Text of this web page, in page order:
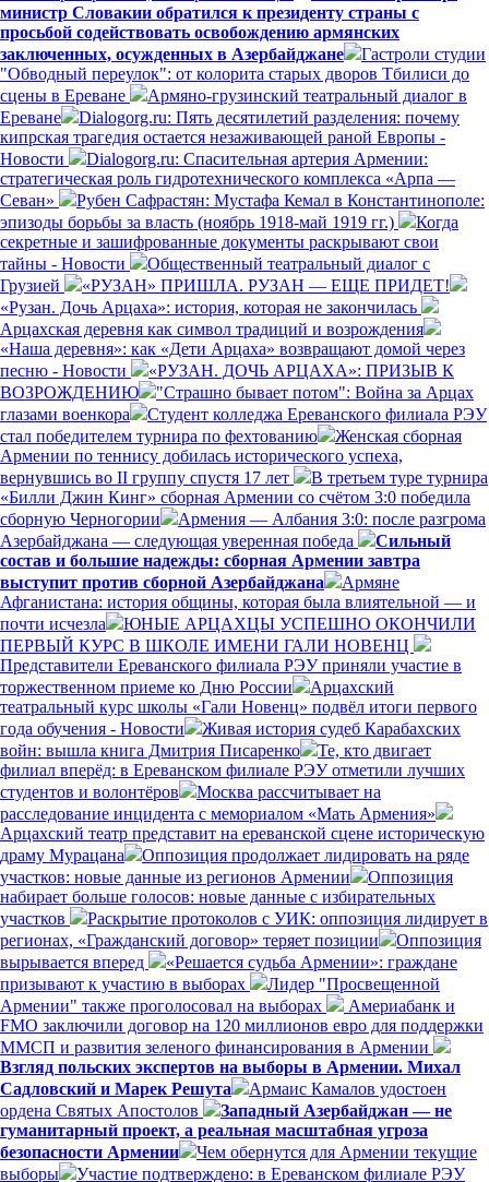
министр Словакии обратился к президенту страны с
просьбой содействовать освобождению армянских
заключенных, осужденных в Азербайджане
Гастроли студии
"Обводный переулок": от колорита старых дворов Тбилиси до
сцены в Ереване
Армяно-грузинский театральный диалог в
Ереване
Dialogorg.ru: Пять десятилетий разделения: почему
кипрская трагедия остается незаживающей раной Европы -
Новости
Dialogorg.ru: Спасительная артерия Армении:
стратегическая роль гидротехнического комплекса «Арпа —
Севан»
Рубен Сафрастян: Мустафа Кемал в Константинополе:
эпизоды борьбы за власть (ноябрь 1918-май 1919 гг.)
Когда
секретные и зашифрованные документы раскрывают свои
тайны - Новости
Общественный театральный диалог с
Грузией
«РУЗАН» ПРИШЛА. РУЗАН — ЕЩЕ ПРИДЕТ!
«Рузан. Дочь Арцаха»: история, которая не закончилась
Арцахская деревня как символ традиций и возрождения
«Наша деревня»: как «Дети Арцаха» возвращают домой через
песню - Новости
«РУЗАН. ДОЧЬ АРЦАХА»: ПРИЗЫВ К
ВОЗРОЖДЕНИЮ
"Страшно бывает потом": Война за Арцах
глазами военкора
Студент колледжа Ереванского филиала РЭУ
стал победителем турнира по фехтованию
Женская сборная
Армении по теннису добилась исторического успеха,
вернувшись во II группу спустя 17 лет
В третьем туре турнира
«Билли Джин Кинг» сборная Армении со счётом 3:0 победила
сборную Черногории
Армения — Албания 3:0: после разгрома
Азербайджана — следующая уверенная победа
Сильный
состав и большие надежды: сборная Армении завтра
выступит против сборной Азербайджана
Армяне
Афганистана: история общины, которая была влиятельной — и
почти исчезла
ЮНЫЕ АРЦАХЦЫ УСПЕШНО ОКОНЧИЛИ
ПЕРВЫЙ КУРС В ШКОЛЕ ИМЕНИ ГАЛИ НОВЕНЦ
Представители Ереванского филиала РЭУ приняли участие в
торжественном приеме ко Дню России
Арцахский
театральный курс школы «Гали Новенц» подвёл итоги первого
года обучения - Новости
Живая история судеб Карабахских
войн: вышла книга Дмитрия Писаренко
Те, кто двигает
филиал вперёд: в Ереванском филиале РЭУ отметили лучших
студентов и волонтёров
Москва рассчитывает на
расследование инцидента с мемориалом «Мать Армения»
Арцахский театр представит на ереванской сцене историческую
драму Мурацана
Оппозиция продолжает лидировать на ряде
участков: новые данные из регионов Армении
Оппозиция
набирает больше голосов: новые данные с избирательных
участков
Раскрытие протоколов с УИК: оппозиция лидирует в
регионах, «Гражданский договор» теряет позиции
Оппозиция
вырывается вперед
«Решается судьба Армении»: граждане
призывают к участию в выборах
Лидер "Просвещенной
Армении" также проголосовал на выборах
Америабанк и
FMO заключили договор на 120 миллионов евро для поддержки
ММСП и развития зеленого финансирования в Армении
Взгляд польских экспертов на выборы в Армении. Михал
Садловский и Марек Решута
Армаис Камалов удостоен
ордена Святых Апостолов
Западный Азербайджан — не
гуманитарный проект, а реальная масштабная угроза
безопасности Армении
Чем обернутся для Армении текущие
выборы
Участие подтверждено: в Ереванском филиале РЭУ